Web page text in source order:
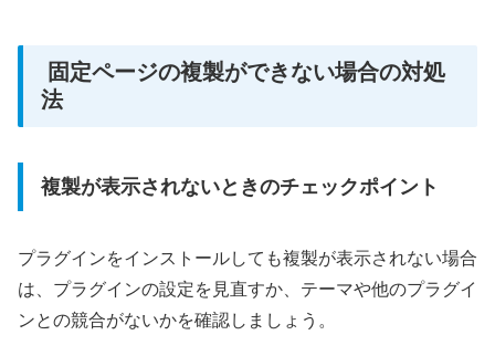
固定ページの複製ができない場合の対処
法
複製が表示されないときのチェックポイント
プラグインをインストールしても複製が表示されない場合
は、プラグインの設定を見直すか、テーマや他のプラグイ
ンとの競合がないかを確認しましょう。